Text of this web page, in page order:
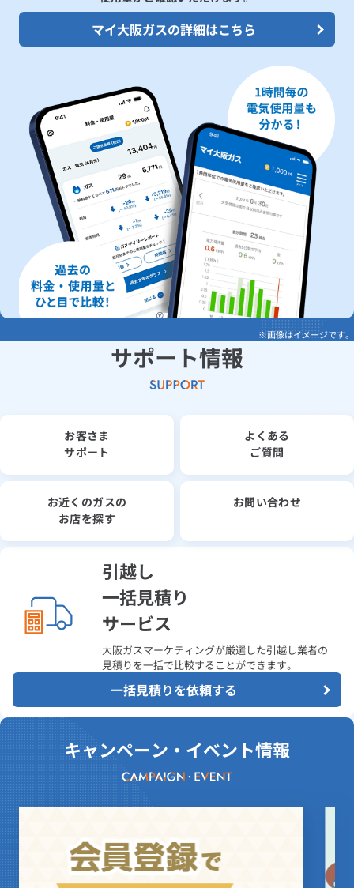
マイ大阪ガスの詳細はこちら
※画像はイメージです。
サポート情報
お客さま
サポート
よくある
ご質問
お近くのガスの
お店を探す
お問い合わせ
引越し
一括見積り
サービス
大阪ガスマーケティングが厳選した引越し業者の
見積りを一括で比較することができます。
一括見積りを依頼する
キャンペーン・イベント情報